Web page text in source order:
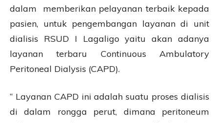
dalam memberikan pelayanan terbaik kepada
pasien, untuk pengembangan layanan di unit
dialisis RSUD I Lagaligo yaitu akan adanya
layanan terbaru Continuous Ambulatory
Peritoneal Dialysis (CAPD).
“ Layanan CAPD ini adalah suatu proses dialisis
di dalam rongga perut, dimana peritoneum